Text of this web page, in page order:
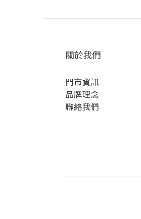
關於我們
門市資訊
品牌理念
聯絡我們